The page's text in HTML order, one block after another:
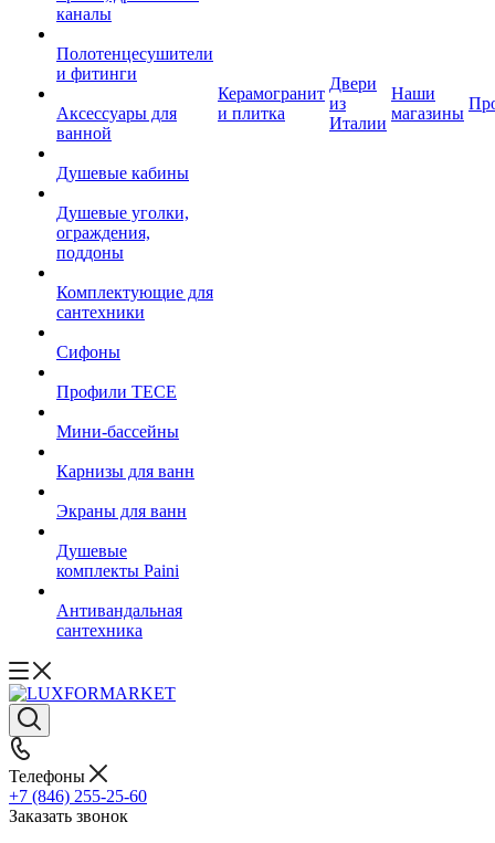
каналы
Полотенцесушители
и фитинги
Аксессуары для
ванной
Душевые кабины
Душевые уголки,
ограждения,
поддоны
Комплектующие для
сантехники
Сифоны
Профили TECE
Мини-бассейны
Карнизы для ванн
Экраны для ванн
Душевые
комплекты Paini
Антивандальная
сантехника
Керамогранит
и плитка
Двери
из
Италии
Наши
магазины
Телефоны
+7 (846) 255-25-60
Заказать звонок